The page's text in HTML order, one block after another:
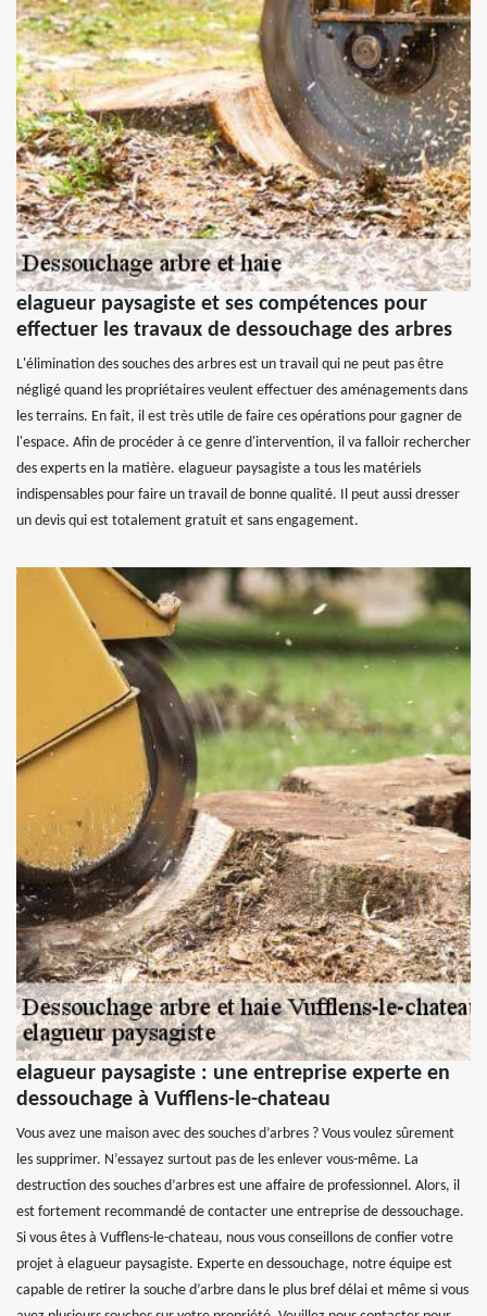
elagueur paysagiste et ses compétences pour
effectuer les travaux de dessouchage des arbres
L'élimination des souches des arbres est un travail qui ne peut pas être
négligé quand les propriétaires veulent effectuer des aménagements dans
les terrains. En fait, il est très utile de faire ces opérations pour gagner de
l'espace. Afin de procéder à ce genre d'intervention, il va falloir rechercher
des experts en la matière. elagueur paysagiste a tous les matériels
indispensables pour faire un travail de bonne qualité. Il peut aussi dresser
un devis qui est totalement gratuit et sans engagement.
elagueur paysagiste : une entreprise experte en
dessouchage à Vufflens-le-chateau
Vous avez une maison avec des souches d’arbres ? Vous voulez sûrement
les supprimer. N’essayez surtout pas de les enlever vous-même. La
destruction des souches d’arbres est une affaire de professionnel. Alors, il
est fortement recommandé de contacter une entreprise de dessouchage.
Si vous êtes à Vufflens-le-chateau, nous vous conseillons de confier votre
projet à elagueur paysagiste. Experte en dessouchage, notre équipe est
capable de retirer la souche d’arbre dans le plus bref délai et même si vous